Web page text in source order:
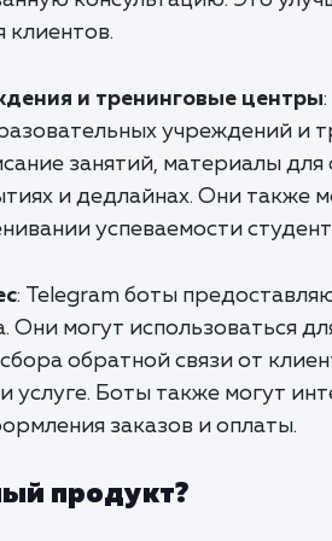
и тренинговые центры
учреждений и
занятий, материалы для
и дедлайнах. Они также
успеваемости
: Telegram боты
Они могут использоваться
обратной связи от
Боты также могут
заказов и оплаты.
продукт?